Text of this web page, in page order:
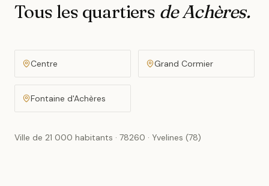
Tous les quartiers de Achères.
Centre Grand Cormier
Fontaine d'Achères
Ville de 21 000 habitants · 78260 · Yvelines (78)